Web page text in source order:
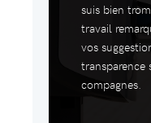
suis bien
travail
vos
transparence
compagnes.